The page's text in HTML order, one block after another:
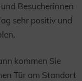
Besucherinnen
sehr positiv und
kommen Sie
Tür am Standort